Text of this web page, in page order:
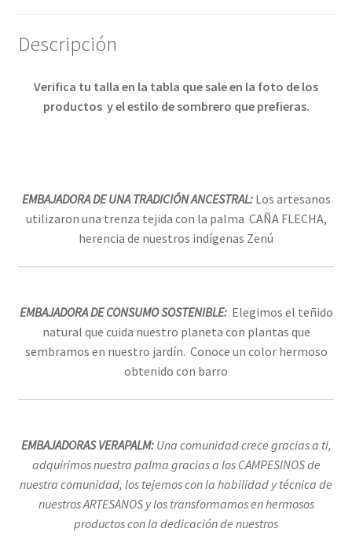
Descripción
Verifica tu talla en la tabla que sale en la foto de los
productos y el estilo de sombrero que prefieras.
EMBAJADORA DE UNA TRADICIÓN ANCESTRAL:Los artesanos
utilizaron una trenza tejida con la palma CAÑA FLECHA,
herencia de nuestros indígenas Zenú
EMBAJADORA DE CONSUMO SOSTENIBLE: Elegimos el teñido
natural que cuida nuestro planeta con plantas que
sembramos en nuestro jardín. Conoce un color hermoso
obtenido con barro
EMBAJADORAS VERAPALM:Una comunidad crece gracias a ti,
adquirimos nuestra palma gracias a los CAMPESINOS de
nuestra comunidad, los tejemos con la habilidad y técnica de
nuestros ARTESANOS y los transformamos en hermosos
productos con la dedicación de nuestros